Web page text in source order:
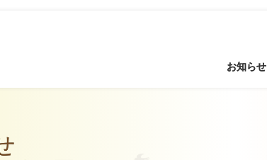
お知らせ